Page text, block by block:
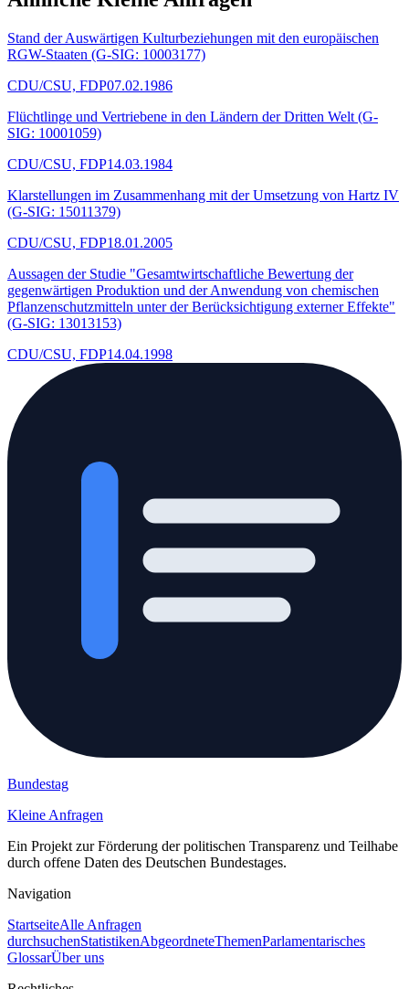
Stand der Auswärtigen Kulturbeziehungen mit den europäischen
RGW-Staaten (G-SIG: 10003177)
CDU/CSU, FDP07.02.1986
Flüchtlinge und Vertriebene in den Ländern der Dritten Welt (G-
SIG: 10001059)
CDU/CSU, FDP14.03.1984
Klarstellungen im Zusammenhang mit der Umsetzung von Hartz IV
(G-SIG: 15011379)
CDU/CSU, FDP18.01.2005
Aussagen der Studie "Gesamtwirtschaftliche Bewertung der
gegenwärtigen Produktion und der Anwendung von chemischen
Pflanzenschutzmitteln unter der Berücksichtigung externer Effekte"
(G-SIG: 13013153)
CDU/CSU, FDP14.04.1998
Bundestag
Kleine Anfragen
Ein Projekt zur Förderung der politischen Transparenz und Teilhabe
durch offene Daten des Deutschen Bundestages.
Navigation
StartseiteAlle Anfragen
durchsuchenStatistikenAbgeordneteThemenParlamentarisches
GlossarÜber uns